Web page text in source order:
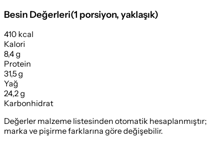
Besin Değerleri(1 porsiyon, yaklaşık)
410 kcal
Kalori
8,4 g
Protein
31,5 g
Yağ
24,2 g
Karbonhidrat
Değerler malzeme listesinden otomatik hesaplanmıştır;
marka ve pişirme farklarına göre değişebilir.